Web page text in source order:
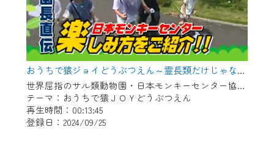
おうちで猿ジョイどうぶつえん～霊長類だけじゃない！？ 夏休みは日本モンキーセンターへ！～（2024年8月16日初回放送）
世界屈指のサル類動物園・日本モンキーセンター協力の親子で学べる動物番組。
テーマ：おうちで猿ＪＯＹどうぶつえん
再生時間：00:13:45
登録日：2024/09/25